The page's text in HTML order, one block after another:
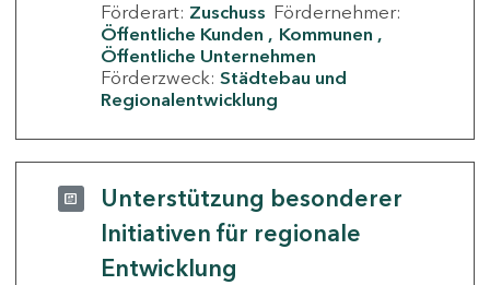
Förderart: Zuschuss Fördernehmer:
Öffentliche Kunden
Kommunen
Öffentliche Unternehmen
Förderzweck: Städtebau und
Regionalentwicklung
Unterstützung besonderer
Initiativen für regionale
Entwicklung